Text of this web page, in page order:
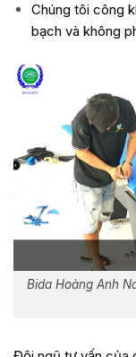
Chúng tôi công
bạch và không
Bida Hoàng Anh